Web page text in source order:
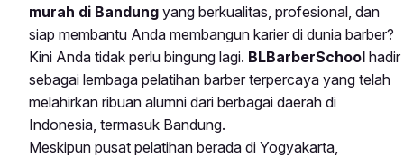
murah di Bandung yang berkualitas, profesional, dan
siap membantu Anda membangun karier di dunia barber?
Kini Anda tidak perlu bingung lagi. BLBarberSchool hadir
sebagai lembaga pelatihan barber terpercaya yang telah
melahirkan ribuan alumni dari berbagai daerah di
Indonesia, termasuk Bandung.
Meskipun pusat pelatihan berada di Yogyakarta,